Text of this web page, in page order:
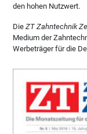
den hohen Nutzwert.
DieZT Zahntechnik
Medium der
Werbeträger für die